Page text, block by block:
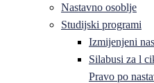
Nastavno osoblje
Studijski programi
Izmijenjeni
Silabusi za l
Pravo po